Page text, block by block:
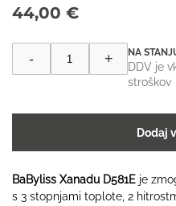
44,00 €
-
lase
|
količina
+
DDV je
stroškov
Dodaj
BaByliss Xanadu D581E je
s 3 stopnjami toplote, 2